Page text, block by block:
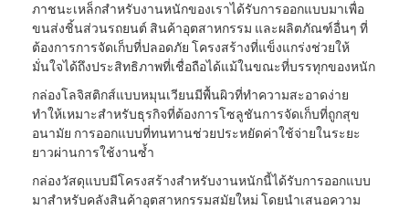
ภาชนะเหล็กสำหรับงานหนักของเราได้รับการออกแบบมาเพื่อ
ขนส่งชิ้นส่วนรถยนต์ สินค้าอุตสาหกรรม และผลิตภัณฑ์อื่นๆ ที่
ต้องการการจัดเก็บที่ปลอดภัย โครงสร้างที่แข็งแกร่งช่วยให้
มั่นใจได้ถึงประสิทธิภาพที่เชื่อถือได้แม้ในขณะที่บรรทุกของหนัก
กล่องโลจิสติกส์แบบหมุนเวียนมีพื้นผิวที่ทำความสะอาดง่าย
ทำให้เหมาะสำหรับธุรกิจที่ต้องการโซลูชันการจัดเก็บที่ถูกสุข
อนามัย การออกแบบที่ทนทานช่วยประหยัดค่าใช้จ่ายในระยะ
ยาวผ่านการใช้งานซ้ำ
กล่องวัสดุแบบมีโครงสร้างสำหรับงานหนักนี้ได้รับการออกแบบ
มาสำหรับคลังสินค้าอุตสาหกรรมสมัยใหม่ โดยนำเสนอความ